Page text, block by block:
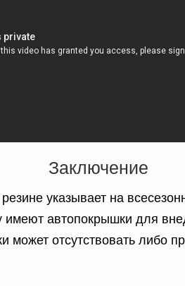
Заключение
указывает на
имеют автопокрышки для
может отсутствовать либо